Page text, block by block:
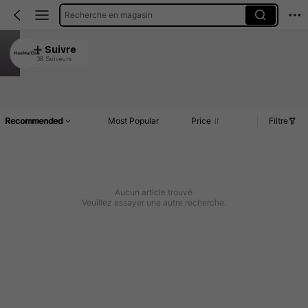
Recherche en magasin
HaoMaiOne
4.76
Suivre
38 Suiveurs
Recommended Most Popular Price Filtre
Aucun article trouvé
Veuillez essayer une autre recherche.